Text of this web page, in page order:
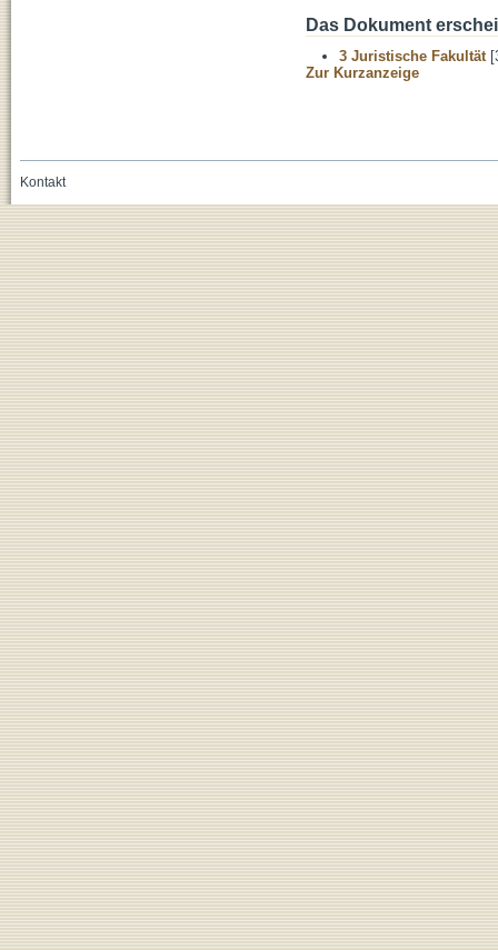
Das Dokument
3 Juristische Fakultät
Zur Kurzanzeige
Kontakt